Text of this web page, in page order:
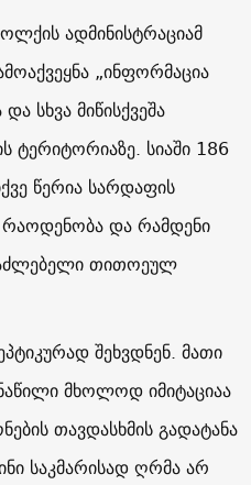
ადმინისტრაციამ
„ინფორმაცია
სხვა მიწისქვეშა
ტერიტორიაზე. სიაში 186
წერია სარდაფის
და რამდენი
თითოეულ
შეხვდნენ. მათი
მხოლოდ იმიტაციაა
თავდასხმის გადატანა
საკმარისად ღრმა არ